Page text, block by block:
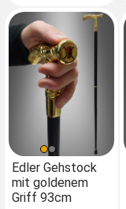
Edler Gehstock
mit goldenem
Griff 93cm